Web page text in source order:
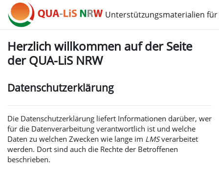
Zum Hauptinhalt
Unterstützungsmaterialien für
Herzlich willkommen auf der Seite
der QUA-LiS NRW
Datenschutzerklärung
Die Datenschutzerklärung liefert Informationen darüber, wer
für die Datenverarbeitung verantwortlich ist und welche
Daten zu welchen Zwecken wie lange im LMSverarbeitet
werden. Dort sind auch die Rechte der Betroffenen
beschrieben.